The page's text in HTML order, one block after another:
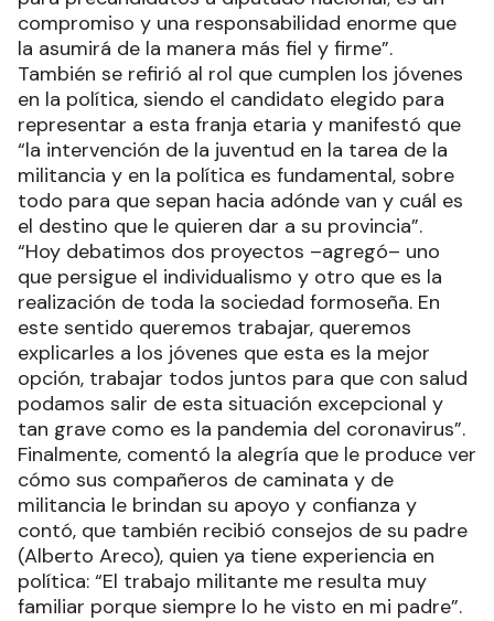
compromiso y una responsabilidad enorme que
la asumirá de la manera más fiel y firme”.
También se refirió al rol que cumplen los jóvenes
en la política, siendo el candidato elegido para
representar a esta franja etaria y manifestó que
“la intervención de la juventud en la tarea de la
militancia y en la política es fundamental, sobre
todo para que sepan hacia adónde van y cuál es
el destino que le quieren dar a su provincia”.
“Hoy debatimos dos proyectos –agregó– uno
que persigue el individualismo y otro que es la
realización de toda la sociedad formoseña. En
este sentido queremos trabajar, queremos
explicarles a los jóvenes que esta es la mejor
opción, trabajar todos juntos para que con salud
podamos salir de esta situación excepcional y
tan grave como es la pandemia del coronavirus”.
Finalmente, comentó la alegría que le produce ver
cómo sus compañeros de caminata y de
militancia le brindan su apoyo y confianza y
contó, que también recibió consejos de su padre
(Alberto Areco), quien ya tiene experiencia en
política: “El trabajo militante me resulta muy
familiar porque siempre lo he visto en mi padre”.